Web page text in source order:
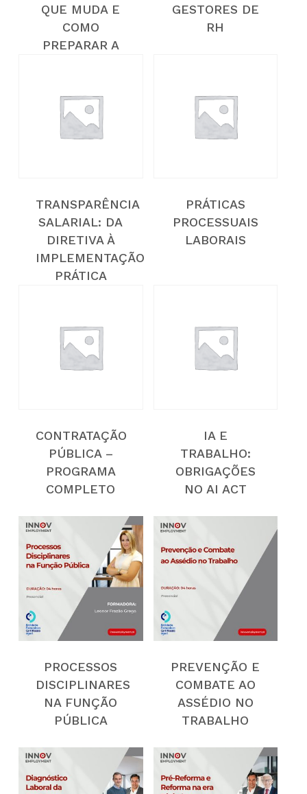
QUE MUDA E
COMO
PREPARAR A
GESTORES DE
RH
TRANSPARÊNCIA
SALARIAL: DA
DIRETIVA À
IMPLEMENTAÇÃO
PRÁTICA
PRÁTICAS
PROCESSUAIS
LABORAIS
CONTRATAÇÃO
PÚBLICA –
PROGRAMA
COMPLETO
IA E
TRABALHO:
OBRIGAÇÕES
NO AI ACT
PROCESSOS
DISCIPLINARES
NA FUNÇÃO
PÚBLICA
PREVENÇÃO E
COMBATE AO
ASSÉDIO NO
TRABALHO